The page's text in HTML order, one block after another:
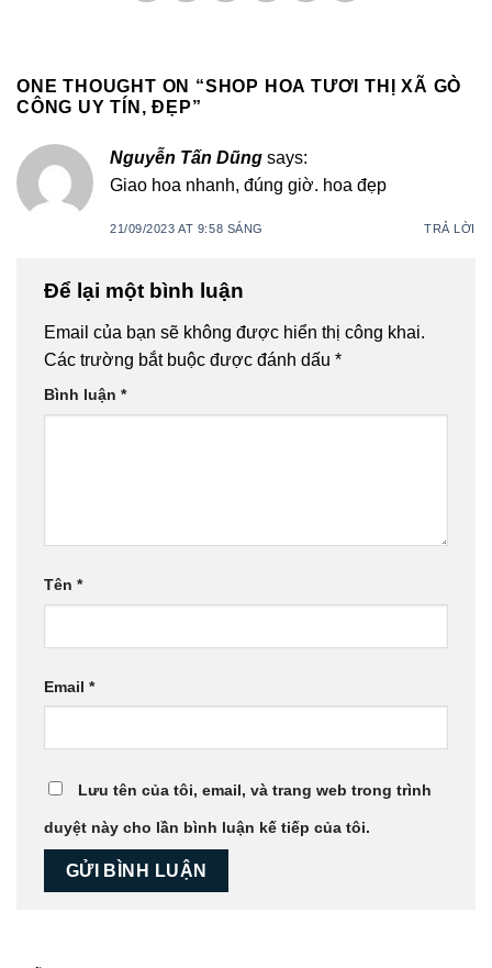
ONE THOUGHT ON “SHOP HOA TƯƠI THỊ XÃ GÒ
CÔNG UY TÍN, ĐẸP”
Nguyễn Tấn Dũng says:
Giao hoa nhanh, đúng giờ. hoa đẹp
21/09/2023 AT 9:58 SÁNG TRẢ LỜI
Để lại một bình luận
Email của bạn sẽ không được hiển thị công khai.
Các trường bắt buộc được đánh dấu *
Bình luận *
Tên *
Email *
Lưu tên của tôi, email, và trang web trong trình
duyệt này cho lần bình luận kế tiếp của tôi.